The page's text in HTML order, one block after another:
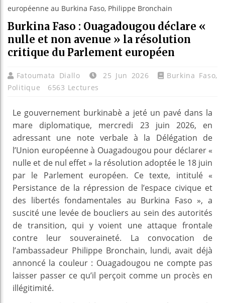
européenne au Burkina Faso, Philippe Bronchain
Burkina Faso : Ouagadougou déclare «
nulle et non avenue » la résolution
critique du Parlement européen
Fatoumata Diallo 25 Jun 2026 Burkina Faso,
Politique
6563 Lectures
Le gouvernement burkinabè a jeté un pavé dans la
mare diplomatique, mercredi 23 juin 2026, en
adressant une note verbale à la Délégation de
l’Union européenne à Ouagadougou pour déclarer «
nulle et de nul effet » la résolution adoptée le 18 juin
par le Parlement européen. Ce texte, intitulé «
Persistance de la répression de l’espace civique et
des libertés fondamentales au Burkina Faso », a
suscité une levée de boucliers au sein des autorités
de transition, qui y voient une attaque frontale
contre leur souveraineté. La convocation de
l’ambassadeur Philippe Bronchain, lundi, avait déjà
annoncé la couleur : Ouagadougou ne compte pas
laisser passer ce qu’il perçoit comme un procès en
illégitimité.